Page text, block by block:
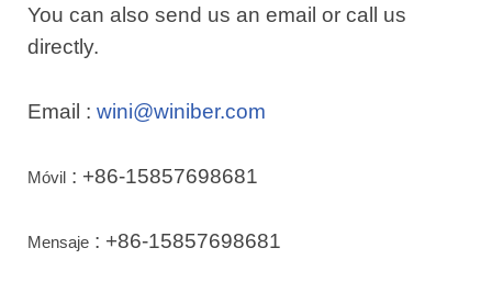
You can also send us an email or call us
directly.
Email : wini@winiber.com
Móvil : +86-15857698681
Mensaje : +86-15857698681